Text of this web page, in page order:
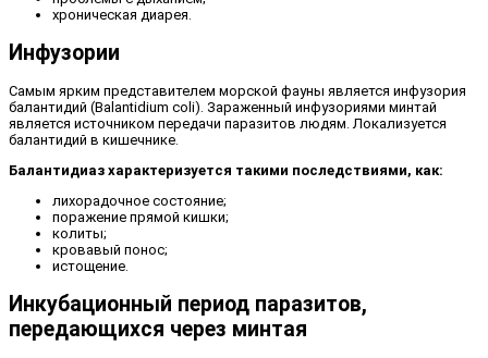
хроническая диарея.
Инфузории
Самым ярким представителем морской фауны является инфузория
балантидий (Balantidium coli). Зараженный инфузориями минтай
является источником передачи паразитов людям. Локализуется
балантидий в кишечнике.
Балантидиаз характеризуется такими последствиями, как:
лихорадочное состояние;
поражение прямой кишки;
колиты;
кровавый понос;
истощение.
Инкубационный период паразитов,
передающихся через минтая